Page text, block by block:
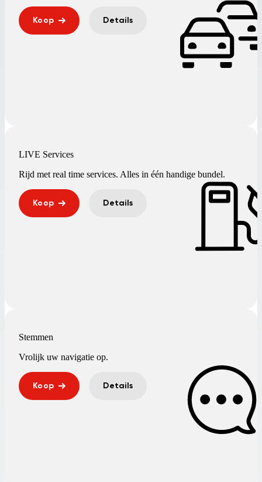
Koop Details
LIVE Services
Rijd met real time services. Alles in één handige bundel.
Koop Details
Stemmen
Vrolijk uw navigatie op.
Koop Details